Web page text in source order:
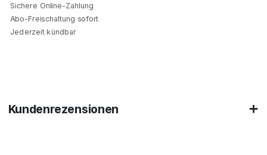
Sichere Online-Zahlung
Abo-Freischaltung sofort
Jederzeit kündbar
Kundenrezensionen